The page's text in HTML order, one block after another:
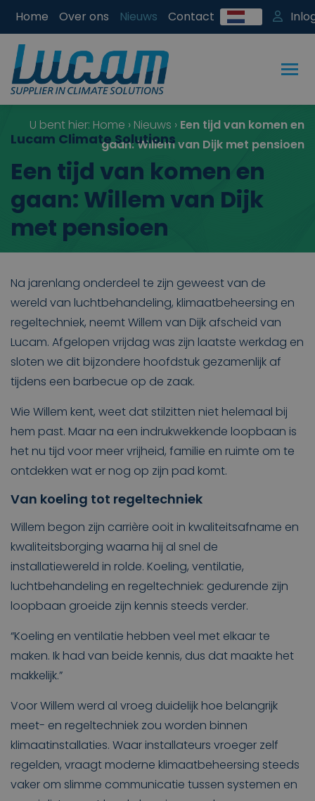
Home Over ons Nieuws Contact
Lucam Climate Solutions
Een tijd van komen en
gaan: Willem van Dijk
met pensioen
U bent hier: Home › Nieuws › Een tijd van komen en
gaan: Willem van Dijk met pensioen
Na jarenlang onderdeel te zijn geweest van de
wereld van luchtbehandeling, klimaatbeheersing en
regeltechniek, neemt Willem van Dijk afscheid van
Lucam. Afgelopen vrijdag was zijn laatste werkdag en
sloten we dit bijzondere hoofdstuk gezamenlijk af
tijdens een barbecue op de zaak.
Wie Willem kent, weet dat stilzitten niet helemaal bij
hem past. Maar na een indrukwekkende loopbaan is
het nu tijd voor meer vrijheid, familie en ruimte om te
ontdekken wat er nog op zijn pad komt.
Van koeling tot regeltechniek
Willem begon zijn carrière ooit in kwaliteitsafname en
kwaliteitsborging waarna hij al snel de
installatiewereld in rolde. Koeling, ventilatie,
luchtbehandeling en regeltechniek: gedurende zijn
loopbaan groeide zijn kennis steeds verder.
“Koeling en ventilatie hebben veel met elkaar te
maken. Ik had van beide kennis, dus dat maakte het
makkelijk.”
Voor Willem werd al vroeg duidelijk hoe belangrijk
meet- en regeltechniek zou worden binnen
klimaatinstallaties. Waar installateurs vroeger zelf
regelden, vraagt moderne klimaatbeheersing steeds
vaker om slimme communicatie tussen systemen en